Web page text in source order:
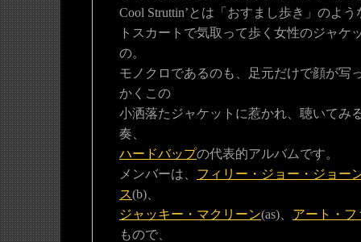
Cool Struttin’とは「おすまし歩き」のよ
トスカートで気取って歩く女性のジャケ
の。
モノクロであるのも、足元だけで顔が写
かくこの
小洒落たジャケットに惹かれ、聴いてみ
奏、
ハードバップの代表的アルバムです。
メンバーは、 フィリー・ジョー・ジョー
ス(b)、
ジャッキー・マクリーン(as)、 アート・フ
もので、